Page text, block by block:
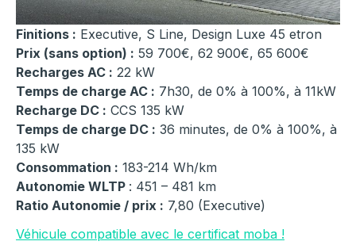
Finitions : Executive, S Line, Design Luxe 45 etron
Prix (sans option) : 59 700€, 62 900€, 65 600€
Recharges AC : 22 kW
Temps de charge AC : 7h30, de 0% à 100%, à 11kW
Recharge DC : CCS 135 kW
Temps de charge DC : 36 minutes, de 0% à 100%, à
135 kW
Consommation : 183-214 Wh/km
Autonomie WLTP : 451 – 481 km
Ratio Autonomie / prix : 7,80 (Executive)
Véhicule compatible avec le certificat moba !